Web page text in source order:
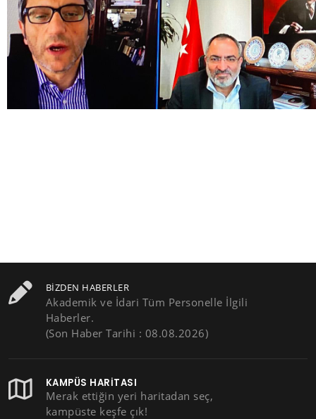
BIZDEN HABERLER
Akademik ve İdari Tüm Personelle İlgili
Haberler.
(Son Haber Tarihi : 08.08.2026)
KAMPÜS HARITASI
Merak ettiğin yeri haritadan seç,
kampüste keşfe çık!